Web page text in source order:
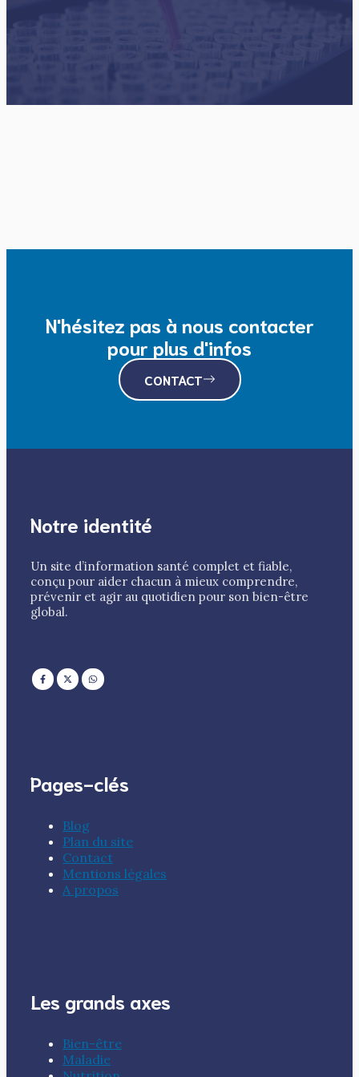
N'hésitez pas à nous contacter
pour plus d'infos
CONTACT
Notre identité
Un site d’information santé complet et fiable,
conçu pour aider chacun à mieux comprendre,
prévenir et agir au quotidien pour son bien-être
global.
Pages-clés
Blog
Plan du site
Contact
Mentions légales
A propos
Les grands axes
Bien-être
Maladie